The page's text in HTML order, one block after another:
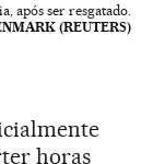
após ser resgatado.
(REUTERS)
horas